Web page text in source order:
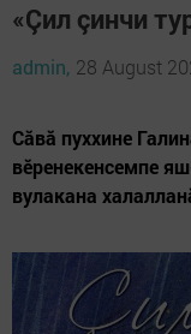
«Çил çинчи
admin, 28 August
Сăвă пуххине
вӗренекенсемпе
вулакана